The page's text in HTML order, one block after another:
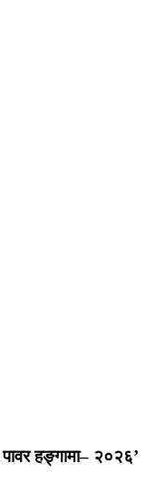
हङ्गामा– २०२६’